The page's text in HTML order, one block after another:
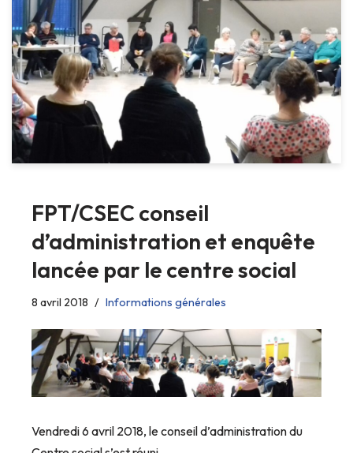
FPT/CSEC conseil
d’administration et enquête
lancée par le centre social
8 avril 2018 Informations générales
Vendredi 6 avril 2018, le conseil d’administration du